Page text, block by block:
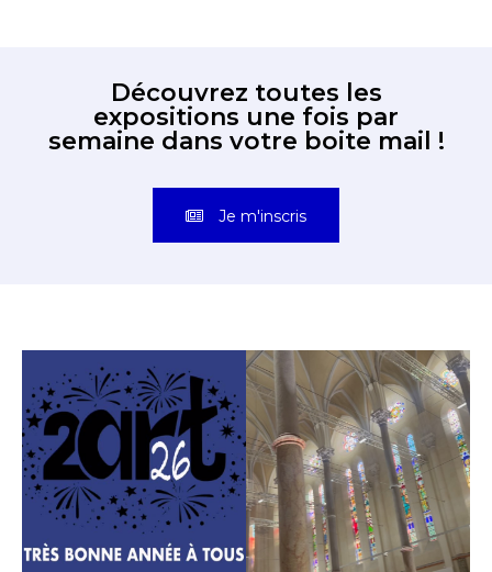
Découvrez toutes les
expositions une fois par
semaine dans votre boite mail !
Je m'inscris